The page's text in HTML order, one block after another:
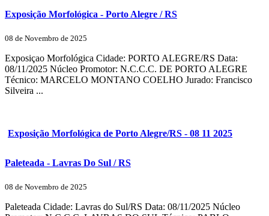
Exposição Morfológica - Porto Alegre / RS
08 de Novembro de 2025
Exposiçao Morfológica Cidade: PORTO ALEGRE/RS Data:
08/11/2025 Núcleo Promotor: N.C.C.C. DE PORTO ALEGRE
Técnico: MARCELO MONTANO COELHO Jurado: Francisco
Silveira ...
Exposição Morfológica de Porto Alegre/RS - 08 11 2025
Paleteada - Lavras Do Sul / RS
08 de Novembro de 2025
Paleteada Cidade: Lavras do Sul/RS Data: 08/11/2025 Núcleo